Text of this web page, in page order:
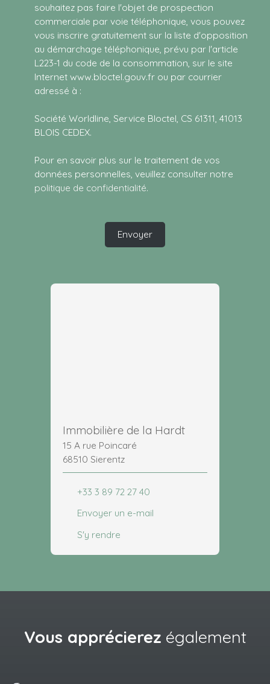
souhaitez pas faire l'objet de prospection
commerciale par voie téléphonique, vous pouvez
vous inscrire gratuitement sur la liste d'opposition
au démarchage téléphonique, prévu par l'article
L223-1 du code de la consommation, sur le site
Internet www.bloctel.gouv.fr ou par courrier
adressé à :
Société Worldline, Service Bloctel, CS 61311, 41013
BLOIS CEDEX.
Pour en savoir plus sur le traitement de vos
données personnelles, veuillez consulter notre
politique de confidentialité.
Envoyer
Immobilière de la Hardt
15 A rue Poincaré
68510 Sierentz
+33 3 89 72 27 40
Envoyer un e-mail
S'y rendre
Vous apprécierez également